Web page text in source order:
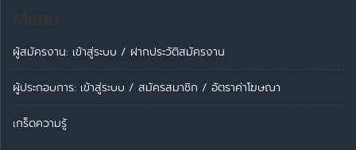
ผู้สมัครงาน: เข้าสู่ระบบ / ฝากประวัติสมัครงาน
ผู้ประกอบการ: เข้าสู่ระบบ / สมัครสมาชิก / อัตราค่าโฆษณา
เกร็ดความรู้